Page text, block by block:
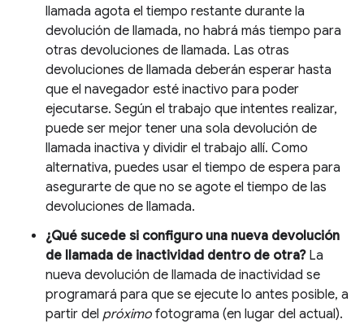
llamada agota el tiempo restante durante la
devolución de llamada, no habrá más tiempo para
otras devoluciones de llamada. Las otras
devoluciones de llamada deberán esperar hasta
que el navegador esté inactivo para poder
ejecutarse. Según el trabajo que intentes realizar,
puede ser mejor tener una sola devolución de
llamada inactiva y dividir el trabajo allí. Como
alternativa, puedes usar el tiempo de espera para
asegurarte de que no se agote el tiempo de las
devoluciones de llamada.
¿Qué sucede si configuro una nueva devolución
de llamada de inactividad dentro de otra?La
nueva devolución de llamada de inactividad se
programará para que se ejecute lo antes posible, a
partir del próximo fotograma (en lugar del actual).